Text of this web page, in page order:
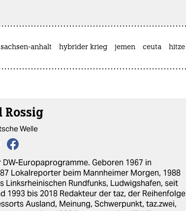
anhalt hybrider krieg jemen ceuta hitze
Rossig
Welle
DW-Europaprogramme. Geboren 1967 in
Lokalreporter beim Mannheimer Morgen, 1988
Linksrheinischen Rundfunks, Ludwigshafen, seit
1993 bis 2018 Redakteur der taz, der Reihenfolge
Ausland, Meinung, Schwerpunkt, taz.zwei,